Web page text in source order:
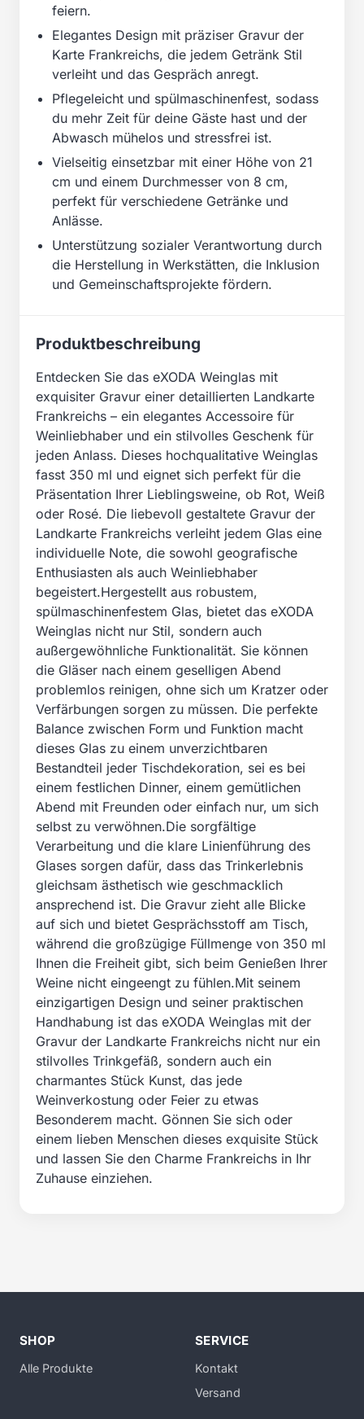
feiern.
Elegantes Design mit präziser Gravur der
Karte Frankreichs, die jedem Getränk Stil
verleiht und das Gespräch anregt.
Pflegeleicht und spülmaschinenfest, sodass
du mehr Zeit für deine Gäste hast und der
Abwasch mühelos und stressfrei ist.
Vielseitig einsetzbar mit einer Höhe von 21
cm und einem Durchmesser von 8 cm,
perfekt für verschiedene Getränke und
Anlässe.
Unterstützung sozialer Verantwortung durch
die Herstellung in Werkstätten, die Inklusion
und Gemeinschaftsprojekte fördern.
Produktbeschreibung
Entdecken Sie das eXODA Weinglas mit
exquisiter Gravur einer detaillierten Landkarte
Frankreichs – ein elegantes Accessoire für
Weinliebhaber und ein stilvolles Geschenk für
jeden Anlass. Dieses hochqualitative Weinglas
fasst 350 ml und eignet sich perfekt für die
Präsentation Ihrer Lieblingsweine, ob Rot, Weiß
oder Rosé. Die liebevoll gestaltete Gravur der
Landkarte Frankreichs verleiht jedem Glas eine
individuelle Note, die sowohl geografische
Enthusiasten als auch Weinliebhaber
begeistert.Hergestellt aus robustem,
spülmaschinenfestem Glas, bietet das eXODA
Weinglas nicht nur Stil, sondern auch
außergewöhnliche Funktionalität. Sie können
die Gläser nach einem geselligen Abend
problemlos reinigen, ohne sich um Kratzer oder
Verfärbungen sorgen zu müssen. Die perfekte
Balance zwischen Form und Funktion macht
dieses Glas zu einem unverzichtbaren
Bestandteil jeder Tischdekoration, sei es bei
einem festlichen Dinner, einem gemütlichen
Abend mit Freunden oder einfach nur, um sich
selbst zu verwöhnen.Die sorgfältige
Verarbeitung und die klare Linienführung des
Glases sorgen dafür, dass das Trinkerlebnis
gleichsam ästhetisch wie geschmacklich
ansprechend ist. Die Gravur zieht alle Blicke
auf sich und bietet Gesprächsstoff am Tisch,
während die großzügige Füllmenge von 350 ml
Ihnen die Freiheit gibt, sich beim Genießen Ihrer
Weine nicht eingeengt zu fühlen.Mit seinem
einzigartigen Design und seiner praktischen
Handhabung ist das eXODA Weinglas mit der
Gravur der Landkarte Frankreichs nicht nur ein
stilvolles Trinkgefäß, sondern auch ein
charmantes Stück Kunst, das jede
Weinverkostung oder Feier zu etwas
Besonderem macht. Gönnen Sie sich oder
einem lieben Menschen dieses exquisite Stück
und lassen Sie den Charme Frankreichs in Ihr
Zuhause einziehen.
SHOP
Alle Produkte
SERVICE
Kontakt
Versand